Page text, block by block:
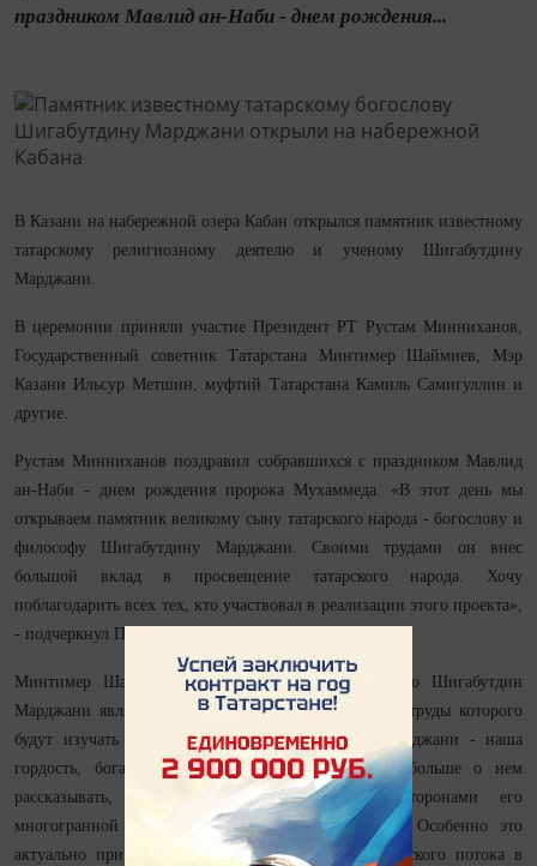
праздником Мавлид ан-Наби - днем рождения...
В Казани на набережной озера Кабан открылся памятник известному
татарскому религиозному деятелю и ученому Шигабутдину
Марджани.
В церемонии приняли участие Президент РТ Рустам Минниханов,
Государственный советник Татарстана Минтимер Шаймиев, Мэр
Казани Ильсур Метшин, муфтий Татарстана Камиль Самигуллин и
другие.
Рустам Минниханов поздравил собравшихся с праздником Мавлид
ан-Наби - днем рождения пророка Мухаммеда. «В этот день мы
открываем памятник великому сыну татарского народа - богослову и
философу Шигабутдину Марджани. Своими трудами он внес
большой вклад в просвещение татарского народа. Хочу
поблагодарить всех тех, кто участвовал в реализации этого проекта»,
- подчеркнул Президент РТ.
Минтимер Шаймиев в свою очередь добавил, что Шигабутдин
Марджани является всемирно известным деятелем, труды которого
будут изучать еще очень долго. «Шигабутдин Марджани - наша
гордость, богатство нашего народа. Необходимо больше о нем
рассказывать, знакомить людей со всеми сторонами его
многогранной деятельности, вкладом в историю. Особенно это
актуально при сегодняшнем увеличении туристического потока в